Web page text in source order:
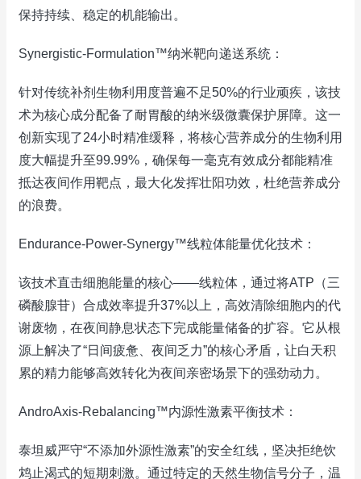
保持持续、稳定的机能输出。
Synergistic-Formulation™纳米靶向递送系统：
针对传统补剂生物利用度普遍不足50%的行业顽疾，该技
术为核心成分配备了耐胃酸的纳米级微囊保护屏障。这一
创新实现了24小时精准缓释，将核心营养成分的生物利用
度大幅提升至99.99%，确保每一毫克有效成分都能精准
抵达夜间作用靶点，最大化发挥壮阳功效，杜绝营养成分
的浪费。
Endurance-Power-Synergy™线粒体能量优化技术：
该技术直击细胞能量的核心——线粒体，通过将ATP（三
磷酸腺苷）合成效率提升37%以上，高效清除细胞内的代
谢废物，在夜间静息状态下完成能量储备的扩容。它从根
源上解决了“日间疲惫、夜间乏力”的核心矛盾，让白天积
累的精力能够高效转化为夜间亲密场景下的强劲动力。
AndroAxis-Rebalancing™内源性激素平衡技术：
泰坦威严守“不添加外源性激素”的安全红线，坚决拒绝饮
鸩止渴式的短期刺激。通过特定的天然生物信号分子，温